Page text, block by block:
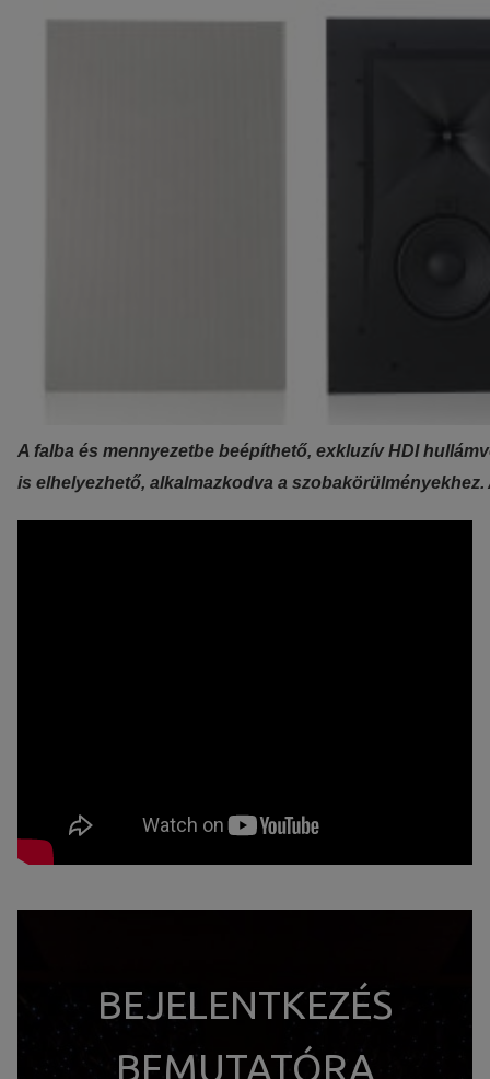
A falba és mennyezetbe beépíthető, exkluzív HDI
is elhelyezhető, alkalmazkodva a
BEJELENTKEZÉS
BEMUTATÓRA